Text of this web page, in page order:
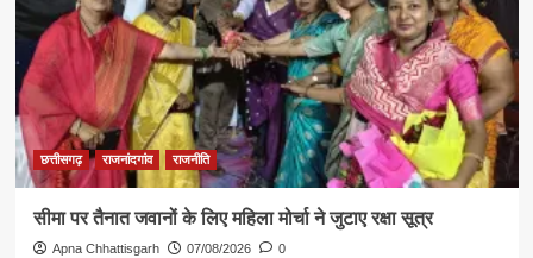
छत्तीसगढ़ राजनांदगांव राजनीति
सीमा पर तैनात जवानों के लिए महिला मोर्चा ने जुटाए रक्षा सूत्र
Apna Chhattisgarh 07/08/2026 0